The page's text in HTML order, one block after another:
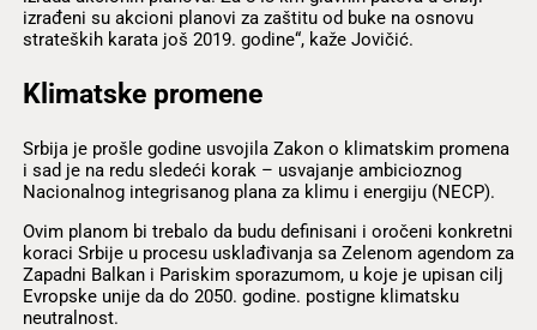
izrađeni su akcioni planovi za zaštitu od buke na osnovu
strateških karata još 2019. godine“, kaže Jovičić.
Klimatske promene
Srbija je prošle godine usvojila Zakon o klimatskim promena
i sad je na redu sledeći korak – usvajanje ambicioznog
Nacionalnog integrisanog plana za klimu i energiju (NECP).
Ovim planom bi trebalo da budu definisani i oročeni konkretni
koraci Srbije u procesu usklađivanja sa Zelenom agendom za
Zapadni Balkan i Pariskim sporazumom, u koje je upisan cilj
Evropske unije da do 2050. godine. postigne klimatsku
neutralnost.